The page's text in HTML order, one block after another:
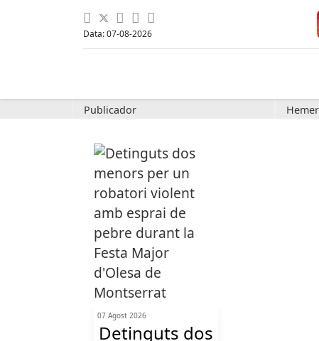
Data: 07-08-2026
Publicador
07 Agost 2026
Detinguts dos